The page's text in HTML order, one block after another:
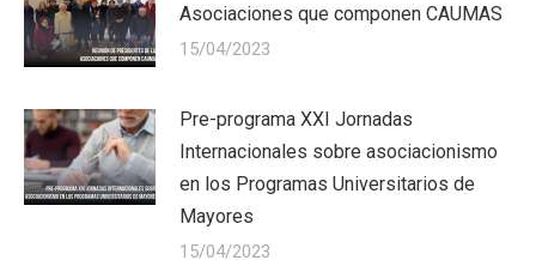
Asociaciones que componen CAUMAS
15/04/2023
Pre-programa XXI Jornadas
Internacionales sobre asociacionismo
en los Programas Universitarios de
Mayores
15/04/2023